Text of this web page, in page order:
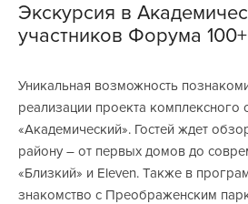
Экскурсия в
участников Форума 100+
Уникальная возможность
реализации проекта комплексного
«Академический». Гостей ждет
району – от первых домов до
«Близкий» и Eleven. Также в
знакомство с Преображенским